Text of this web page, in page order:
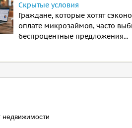
Скрытые условия
Граждане, которые хотят
оплате микрозаймов, часто
беспроцентные предложения...
недвижимости